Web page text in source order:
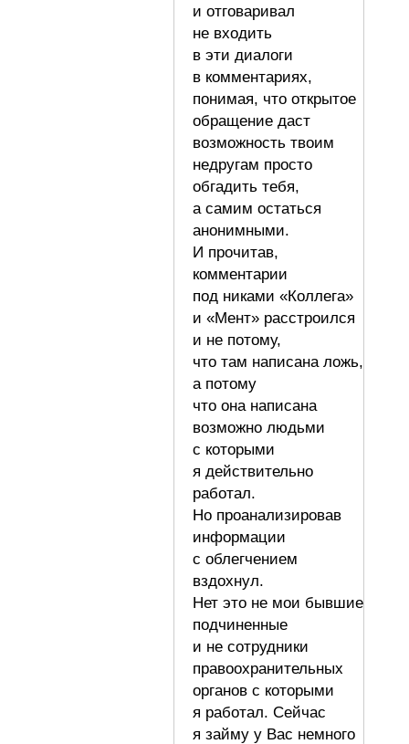
и отговаривал
не входить
в эти диалоги
в комментариях,
понимая, что открытое
обращение даст
возможность твоим
недругам просто
обгадить тебя,
а самим остаться
анонимными.
И прочитав,
комментарии
под никами «Коллега»
и «Мент» расстроился
и не потому,
что там написана ложь,
а потому
что она написана
возможно людьми
с которыми
я действительно
работал.
Но проанализировав
информации
с облегчением
вздохнул.
Нет это не мои бывшие
подчиненные
и не сотрудники
правоохранительных
органов с которыми
я работал. Сейчас
я займу у Вас немного